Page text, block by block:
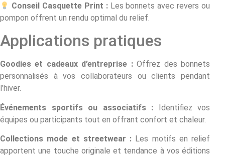
Conseil Casquette Print :Les bonnets avec revers ou
pompon offrent un rendu optimal du relief.
Applications pratiques
Goodies et cadeaux d’entreprise :Offrez des bonnets
personnalisés à vos collaborateurs ou clients pendant
l’hiver.
Événements sportifs ou associatifs : Identifiez vos
équipes ou participants tout en offrant confort et chaleur.
Collections mode et streetwear : Les motifs en relief
apportent une touche originale et tendance à vos éditions